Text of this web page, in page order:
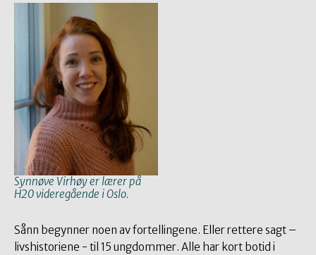
Synnøve Virhøy er lærer på
H20 videregående i Oslo.
Sånn begynner noen av fortellingene. Eller rettere sagt –
livshistoriene - til 15 ungdommer. Alle har kort botid i